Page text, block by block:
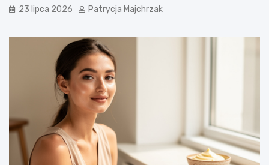
23 lipca 2026 Patrycja Majchrzak